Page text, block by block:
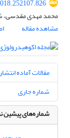
محمد مهدی مقدسی،
مشاهده مقاله
مقالات آماده
شماره جاری
شماره‌های پیشین